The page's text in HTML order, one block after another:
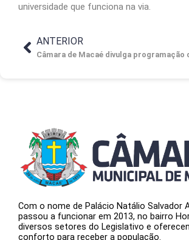
universidade que funciona na via.
ANTERIOR
Câmara de Macaé divulga programação
Com o nome de Palácio Natálio Salvador
passou a funcionar em 2013, no bairro
diversos setores do Legislativo e
conforto para receber a população.